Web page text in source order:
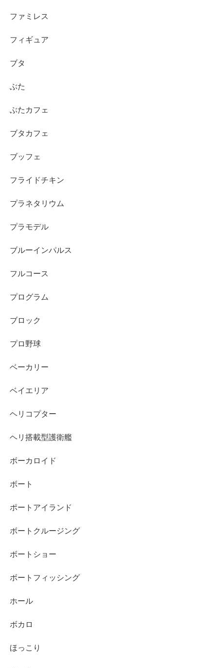
ファミレス
フィギュア
ブタ
ぶた
ぶたカフェ
ブタカフェ
ブッフェ
フライドチキン
プラネタリウム
プラモデル
ブルーインパルス
フルコース
プログラム
ブロック
プロ野球
ベーカリー
ベイエリア
ヘリコプター
ヘリ搭載型護衛艦
ボーカロイド
ボート
ポートアイランド
ボートクルージング
ボートショー
ボートフィッシング
ホール
ボカロ
ほっこり